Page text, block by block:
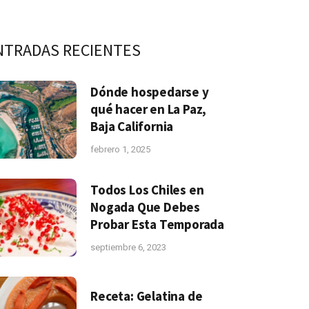
RECIENTES
Dónde hospedarse y
qué hacer en La Paz,
Baja California
febrero 1, 2025
Todos Los Chiles en
Nogada Que Debes
Probar Esta Temporada
septiembre 6, 2023
Receta: Gelatina de